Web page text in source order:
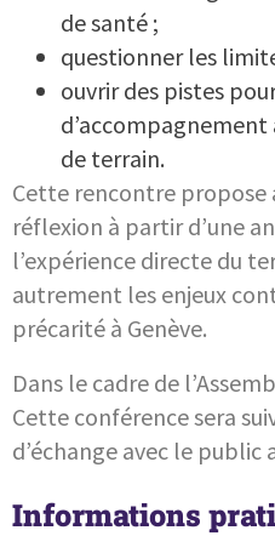
de santé ;
questionner les
ouvrir des pistes
de terrain.
Cette rencontre propose
réflexion à partir d’une
l’expérience directe du
autrement les enjeux
précarité à Genève.
Dans le cadre de
Cette conférence sera
d’échange avec le public
Informations